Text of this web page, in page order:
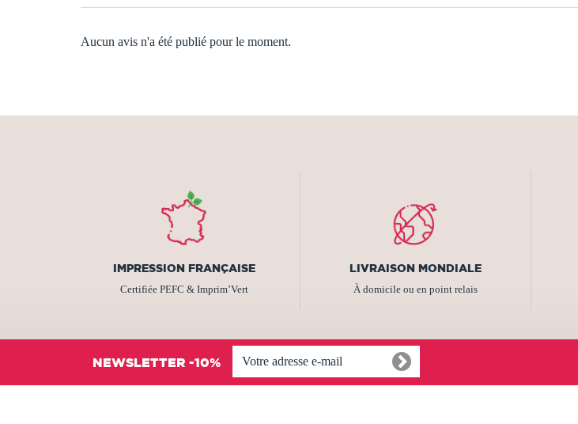
Aucun avis n'a été publié pour le moment.
IMPRESSION FRANÇAISE
Certifiée PEFC & Imprim’Vert
LIVRAISON MONDIALE
À domicile ou en point relais
NEWSLETTER -10%